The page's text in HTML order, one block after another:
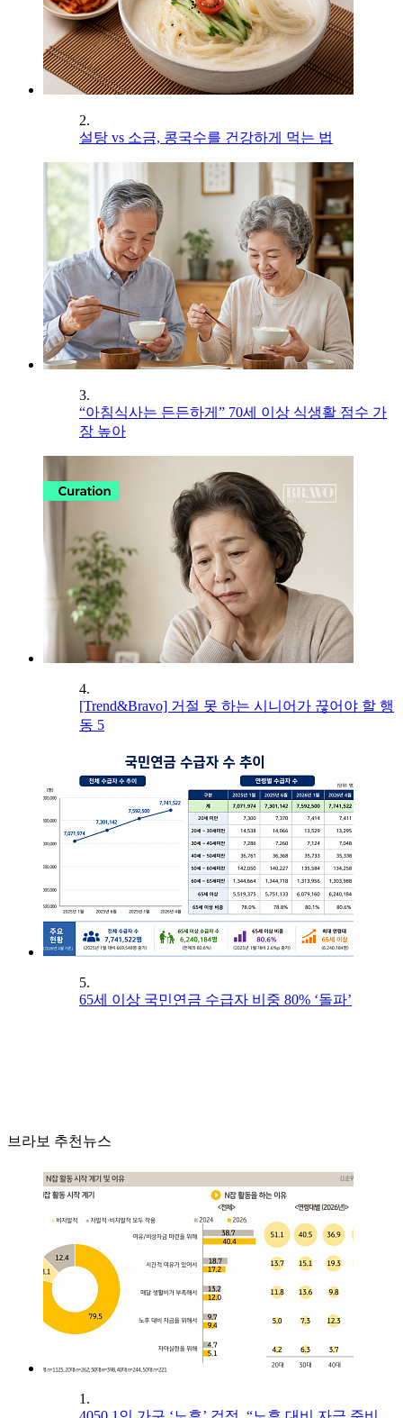
2.
설탕 vs 소금, 콩국수를 건강하게 먹는 법
3.
“아침식사는 든든하게” 70세 이상 식생활 점수 가
장 높아
4.
[Trend&Bravo] 거절 못 하는 시니어가 끊어야 할 행
동 5
5.
65세 이상 국민연금 수급자 비중 80% ‘돌파’
브라보 추천뉴스
1.